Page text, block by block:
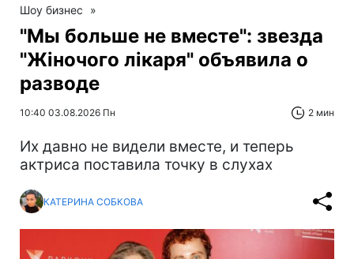
Шоу бизнес »
"Мы больше не вместе": звезда
"Жіночого лікаря" объявила о
разводе
10:40 03.08.2026 Пн 2 мин
Их давно не видели вместе, и теперь
актриса поставила точку в слухах
КАТЕРИНА СОБКОВА